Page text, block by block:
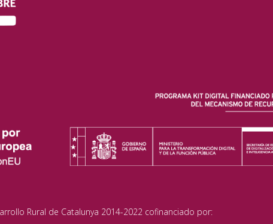
Rural de Catalunya 2014-2022 cofinanciado por: